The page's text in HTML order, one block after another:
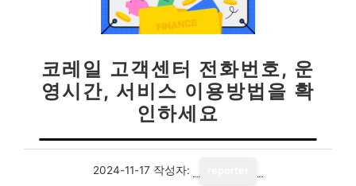
코레일 고객센터 전화번호, 운
영시간, 서비스 이용방법을 확
인하세요
2024-11-17 작성자: